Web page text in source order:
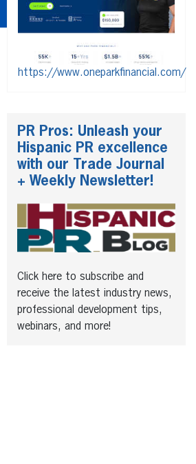
https://www.oneparkfinancial.com/
PR Pros: Unleash your
Hispanic PR excellence
with our Trade Journal
+ Weekly Newsletter!
Click here to subscribe and
receive the latest industry news,
professional development tips,
webinars, and more!